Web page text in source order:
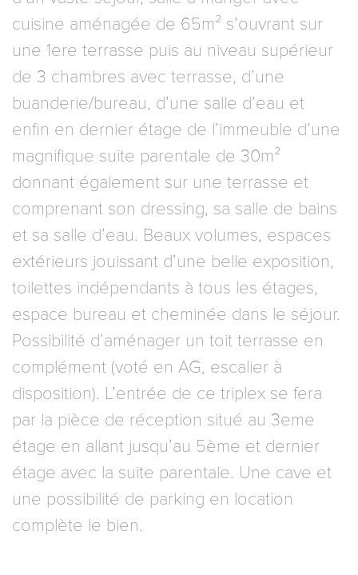
cuisine aménagée de 65m² s’ouvrant sur
une 1ere terrasse puis au niveau supérieur
de 3 chambres avec terrasse, d’une
buanderie/bureau, d’une salle d’eau et
enfin en dernier étage de l’immeuble d’une
magnifique suite parentale de 30m²
donnant également sur une terrasse et
comprenant son dressing, sa salle de bains
et sa salle d’eau. Beaux volumes, espaces
extérieurs jouissant d’une belle exposition,
toilettes indépendants à tous les étages,
espace bureau et cheminée dans le séjour.
Possibilité d’aménager un toit terrasse en
complément (voté en AG, escalier à
disposition). L’entrée de ce triplex se fera
par la pièce de réception situé au 3eme
étage en allant jusqu’au 5ème et dernier
étage avec la suite parentale. Une cave et
une possibilité de parking en location
complète le bien.